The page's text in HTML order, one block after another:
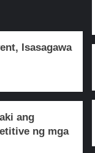
Isasagawa
ang
ng mga